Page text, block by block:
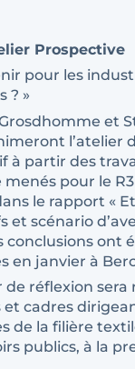
Prospective
pour les
? »
et
l’atelier
à partir des
pour le
le rapport «
et scénario
conclusions ont
en janvier à
de réflexion sera
cadres
de la filière
publics, à la